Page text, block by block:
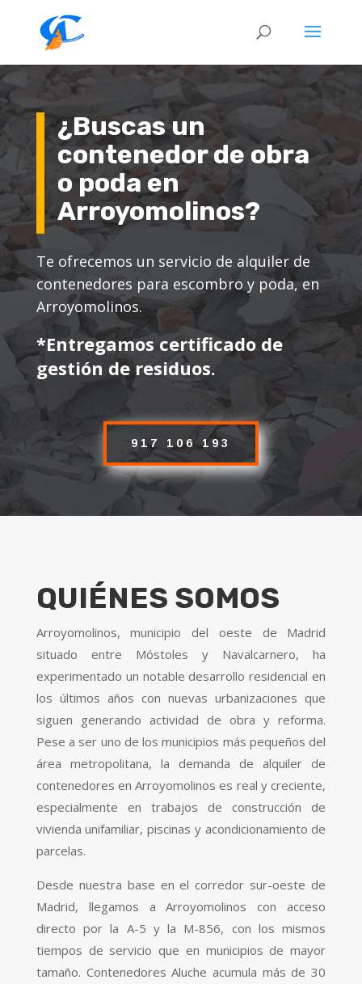
¿Buscas un
contenedor de obra
o poda en
Arroyomolinos?
Te ofrecemos un servicio de alquiler de
contenedores para escombro y poda, en
Arroyomolinos.
*Entregamos certificado de
gestión de residuos.
917 106 193
QUIÉNES SOMOS
Arroyomolinos, municipio del oeste de Madrid
situado entre Móstoles y Navalcarnero, ha
experimentado un notable desarrollo residencial en
los últimos años con nuevas urbanizaciones que
siguen generando actividad de obra y reforma.
Pese a ser uno de los municipios más pequeños del
área metropolitana, la demanda de alquiler de
contenedores en Arroyomolinos es real y creciente,
especialmente en trabajos de construcción de
vivienda unifamiliar, piscinas y acondicionamiento de
parcelas.
Desde nuestra base en el corredor sur-oeste de
Madrid, llegamos a Arroyomolinos con acceso
directo por la A-5 y la M-856, con los mismos
tiempos de servicio que en municipios de mayor
tamaño. Contenedores Aluche acumula más de 30